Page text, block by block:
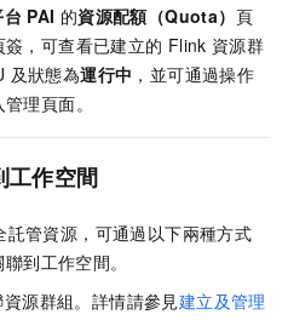
PAI 的資源配額（Quota） 頁
簽，可查看已建立的 Flink 資源群
及狀態為運行中 ，並可通過操作
理頁面。
工作空間
託管資源，可通過以下兩種方式
到工作空間。
源群組。詳情請參見建立及管理